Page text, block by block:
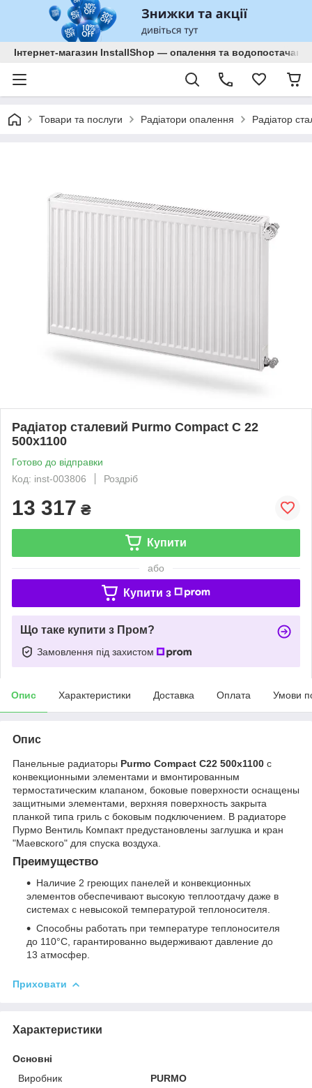
Інтернет-магазин InstallShop — опалення та водопостачання
Товари та послуги Радіатори опалення Радіатор
Радіатор сталевий Purmo Compact C 22
500x1100
Готово до відправки
Код: inst-003806
Роздріб
13 317 ₴
Купити
або
Купити з
Що таке купити з Пром?
Замовлення під захистом
Опис Характеристики Доставка Оплата Умови
Опис
Панельные радиаторы Purmo Compact C22 500x1100 с
конвекционными элементами и вмонтированным
термостатическим клапаном, боковые поверхности оснащены
защитными элементами, верхняя поверхность закрыта
планкой типа гриль с боковым подключением. В радиаторе
Пурмо Вентиль Компакт предустановлены заглушка и кран
"Маевского" для спуска воздуха.
Преимущество
Наличие 2 греющих панелей и конвекционных
элементов обеспечивают высокую теплоотдачу даже в
системах с невысокой температурой теплоносителя.
Способны работать при температуре теплоносителя
до 110°С, гарантированно выдерживают давление до
13 атмосфер.
Приховати
Характеристики
Основні
Виробник
PURMO